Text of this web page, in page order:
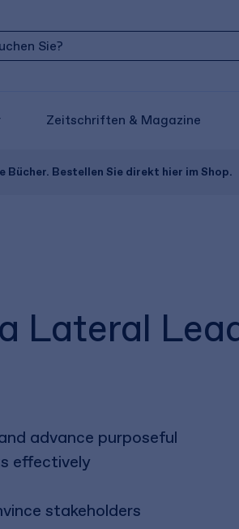
Zeitschriften & Magazine
Bücher. Bestellen Sie direkt hier im Shop.
Lateral
advance purposeful
effectively
stakeholders